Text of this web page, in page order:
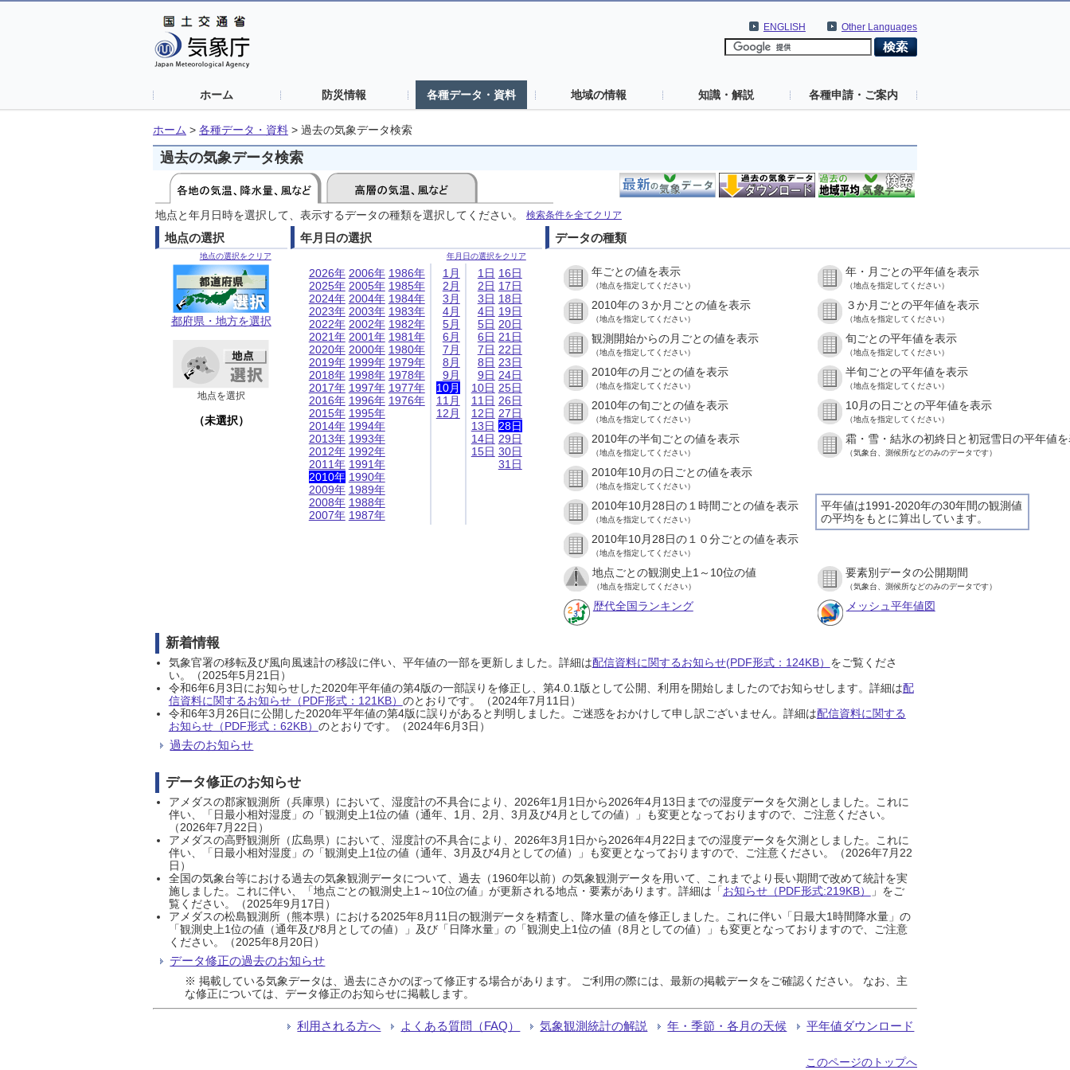
Other Languages
ENGLISH
ホーム 防災情報 各種データ・資料 地域の情報 知識・解説 各種申請・ご案内
ホーム > 各種データ・資料 > 過去の気象データ検索
過去の気象データ検索
地点と年月日時を選択して、表示するデータの種類を選択してください。 検索条件を全てクリア
地点の選択
地点の選択をクリア
都府県・地方を選択
地点を選択
（未選択）
年月日の選択
年月日の選択をクリア
2026年
2025年
2024年
2023年
2022年
2021年
2020年
2019年
2018年
2017年
2016年
2015年
2014年
2013年
2012年
2011年
2010年
2009年
2008年
2007年
2006年
2005年
2004年
2003年
2002年
2001年
2000年
1999年
1998年
1997年
1996年
1995年
1994年
1993年
1992年
1991年
1990年
1989年
1988年
1987年
1986年
1985年
1984年
1983年
1982年
1981年
1980年
1979年
1978年
1977年
1976年
1月
2月
3月
4月
5月
6月
7月
8月
9月
10月
11月
12月
1日
2日
3日
4日
5日
6日
7日
8日
9日
10日
11日
12日
13日
14日
15日
16日
17日
18日
19日
20日
21日
22日
23日
24日
25日
26日
27日
28日
29日
30日
31日
データの種類
年ごとの値を表示
（地点を指定してください）
年・月ごとの平年値を表示
（地点を指定してください）
2010年の３か月ごとの値を表示
（地点を指定してください）
３か月ごとの平年値を表示
（地点を指定してください）
観測開始からの月ごとの値を表示
（地点を指定してください）
旬ごとの平年値を表示
（地点を指定してください）
2010年の月ごとの値を表示
（地点を指定してください）
半旬ごとの平年値を表示
（地点を指定してください）
2010年の旬ごとの値を表示
（地点を指定してください）
10月の日ごとの平年値を表示
（地点を指定してください）
2010年の半旬ごとの値を表示
（地点を指定してください）
霜・雪・結氷の初終日と初冠雪日の平年値
（気象台、測候所などのみのデータです）
2010年10月の日ごとの値を表示
（地点を指定してください）
平年値は1991-2020年の30年間の観測値
の平均をもとに算出しています。
2010年10月28日の１時間ごとの値を表示
（地点を指定してください）
2010年10月28日の１０分ごとの値を表示
（地点を指定してください）
地点ごとの観測史上1～10位の値
（地点を指定してください）
要素別データの公開期間
（気象台、測候所などのみのデータです）
歴代全国ランキング メッシュ平年値図
新着情報
気象官署の移転及び風向風速計の移設に伴い、平年値の一部を更新しました。詳細は配信資料に関するお知らせ(PDF形式：124KB） をご覧くださ
い。（2025年5月21日）
令和6年6月3日にお知らせした2020年平年値の第4版の一部誤りを修正し、第4.0.1版として公開、利用を開始しましたのでお知らせします。詳細は配
信資料に関するお知らせ（PDF形式：121KB） のとおりです。（2024年7月11日）
令和6年3月26日に公開した2020年平年値の第4版に誤りがあると判明しました。ご迷惑をおかけして申し訳ございません。詳細は配信資料に関する
お知らせ（PDF形式：62KB） のとおりです。（2024年6月3日）
過去のお知らせ
データ修正のお知らせ
アメダスの郡家観測所（兵庫県）において、湿度計の不具合により、2026年1月1日から2026年4月13日までの湿度データを欠測としました。これに
伴い、「日最小相対湿度」の「観測史上1位の値（通年、1月、2月、3月及び4月としての値）」も変更となっておりますので、ご注意ください。
（2026年7月22日）
アメダスの高野観測所（広島県）において、湿度計の不具合により、2026年3月1日から2026年4月22日までの湿度データを欠測としました。これに
伴い、「日最小相対湿度」の「観測史上1位の値（通年、3月及び4月としての値）」も変更となっておりますので、ご注意ください。（2026年7月22
日）
全国の気象台等における過去の気象観測データについて、過去（1960年以前）の気象観測データを用いて、これまでより長い期間で改めて統計を実
施しました。これに伴い、「地点ごとの観測史上1～10位の値」が更新される地点・要素があります。詳細は「お知らせ（PDF形式:219KB）
」をご
覧ください。（2025年9月17日）
アメダスの松島観測所（熊本県）における2025年8月11日の観測データを精査し、降水量の値を修正しました。これに伴い「日最大1時間降水量」の
「観測史上1位の値（通年及び8月としての値）」及び「日降水量」の「観測史上1位の値（8月としての値）」も変更となっておりますので、ご注意
ください。（2025年8月20日）
データ修正の過去のお知らせ
※ 掲載している気象データは、過去にさかのぼって修正する場合があります。 ご利用の際には、最新の掲載データをご確認ください。 なお、主
な修正については、データ修正のお知らせに掲載します。
利用される方へ よくある質問（FAQ） 気象観測統計の解説 年・季節・各月の天候 平年値ダウンロード
このページのトップへ